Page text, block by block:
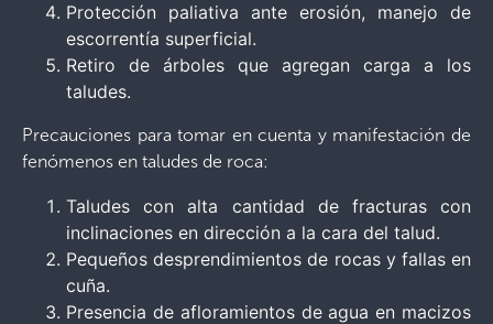
Protección paliativa ante erosión, manejo de
escorrentía superficial.
Retiro de árboles que agregan carga a los
taludes.
Precauciones para tomar en cuenta y manifestación de
fenómenos en taludes de roca:
Taludes con alta cantidad de fracturas con
inclinaciones en dirección a la cara del talud.
Pequeños desprendimientos de rocas y fallas en
cuña.
Presencia de afloramientos de agua en macizos